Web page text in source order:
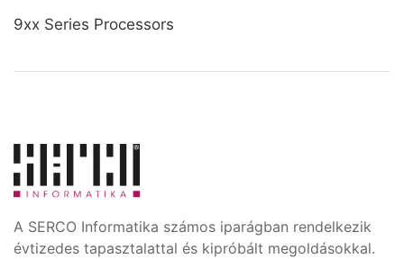
9xx Series Processors
A SERCO Informatika számos iparágban rendelkezik
évtizedes tapasztalattal és kipróbált megoldásokkal.